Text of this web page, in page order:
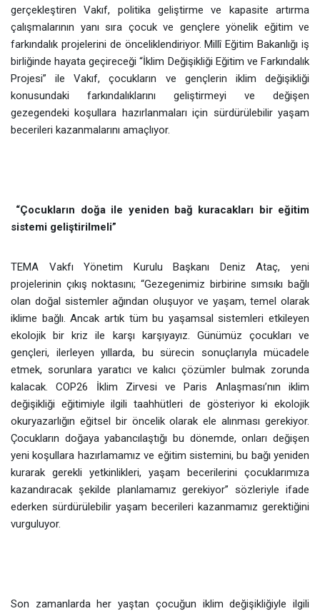
gerçekleştiren Vakıf, politika geliştirme ve kapasite artırma
çalışmalarının yanı sıra çocuk ve gençlere yönelik eğitim ve
farkındalık projelerini de önceliklendiriyor. Millî Eğitim Bakanlığı iş
birliğinde hayata geçireceği “İklim Değişikliği Eğitim ve Farkındalık
Projesi” ile Vakıf, çocukların ve gençlerin iklim değişikliği
konusundaki farkındalıklarını geliştirmeyi ve değişen
gezegendeki koşullara hazırlanmaları için sürdürülebilir yaşam
becerileri kazanmalarını amaçlıyor.
“Çocukların doğa ile yeniden bağ kuracakları bir eğitim
sistemi geliştirilmeli”
TEMA Vakfı Yönetim Kurulu Başkanı Deniz Ataç, yeni
projelerinin çıkış noktasını; “Gezegenimiz birbirine sımsıkı bağlı
olan doğal sistemler ağından oluşuyor ve yaşam, temel olarak
iklime bağlı. Ancak artık tüm bu yaşamsal sistemleri etkileyen
ekolojik bir kriz ile karşı karşıyayız. Günümüz çocukları ve
gençleri, ilerleyen yıllarda, bu sürecin sonuçlarıyla mücadele
etmek, sorunlara yaratıcı ve kalıcı çözümler bulmak zorunda
kalacak. COP26 İklim Zirvesi ve Paris Anlaşması’nın iklim
değişikliği eğitimiyle ilgili taahhütleri de gösteriyor ki ekolojik
okuryazarlığın eğitsel bir öncelik olarak ele alınması gerekiyor.
Çocukların doğaya yabancılaştığı bu dönemde, onları değişen
yeni koşullara hazırlamamız ve eğitim sistemini, bu bağı yeniden
kurarak gerekli yetkinlikleri, yaşam becerilerini çocuklarımıza
kazandıracak şekilde planlamamız gerekiyor” sözleriyle ifade
ederken sürdürülebilir yaşam becerileri kazanmamız gerektiğini
vurguluyor.
Son zamanlarda her yaştan çocuğun iklim değişikliğiyle ilgili